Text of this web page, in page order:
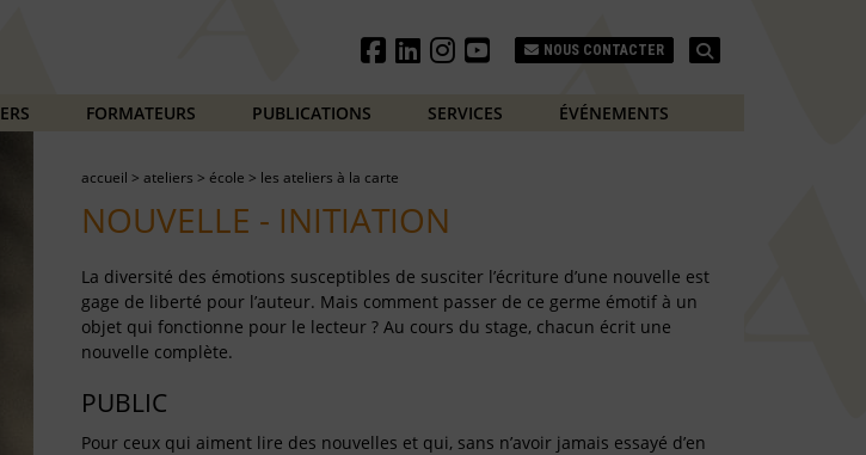
NOUS CONTACTER
FORMATEURS PUBLICATIONS SERVICES ÉVÉNEMENTS
accueil > ateliers > école > les ateliers à la carte
NOUVELLE - INITIATION
La diversité des émotions susceptibles de susciter l’écriture d’une nouvelle est
gage de liberté pour l’auteur. Mais comment passer de ce germe émotif à un
objet qui fonctionne pour le lecteur ? Au cours du stage, chacun écrit une
nouvelle complète.
PUBLIC
Pour ceux qui aiment lire des nouvelles et qui, sans n’avoir jamais essayé d’en